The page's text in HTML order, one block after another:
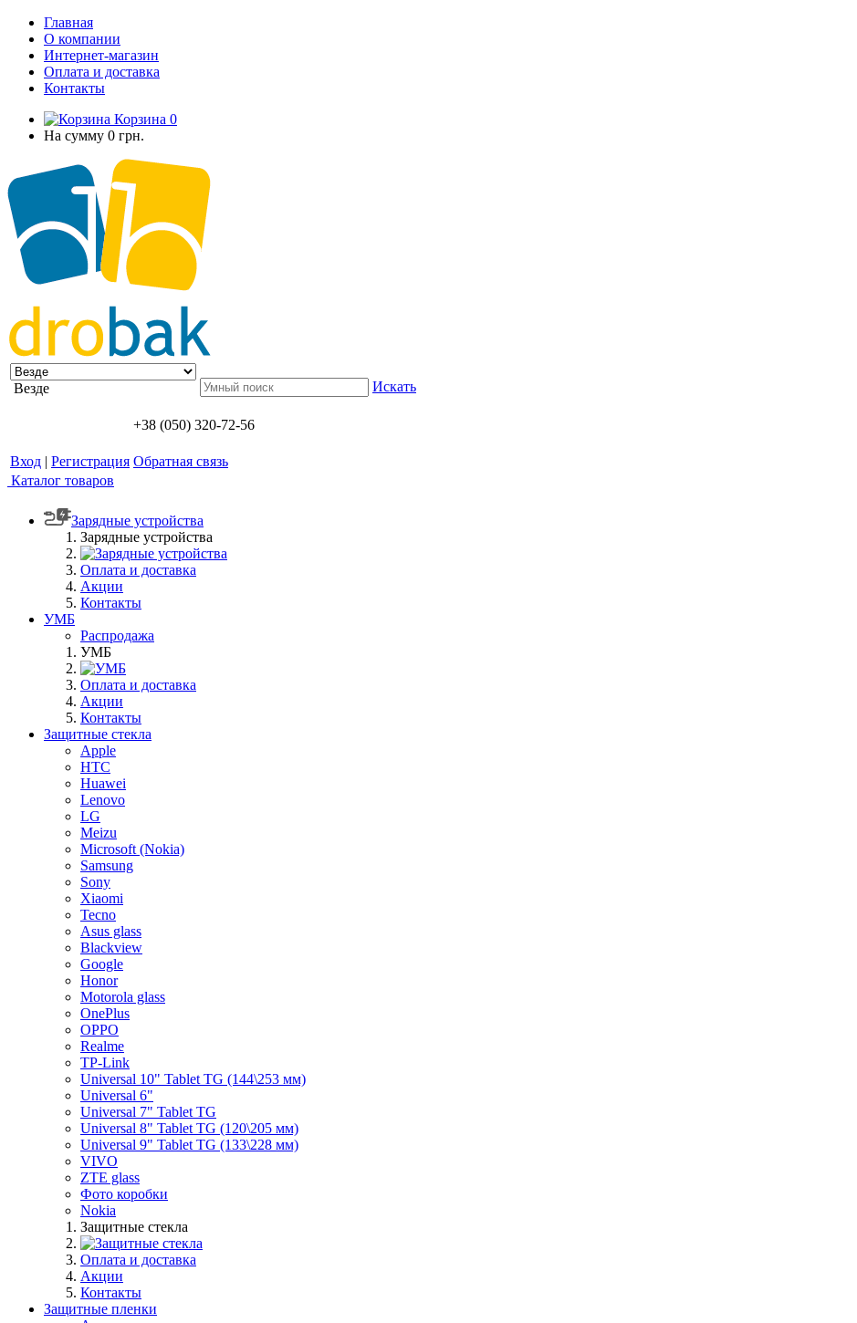
Главная
О компании
Интернет-магазин
Оплата и доставка
Контакты
Корзина 0
На сумму 0 грн.
Везде Искать
+38 (050) 320-72-56
Вход | Регистрация Обратная связь
Каталог товаров
Зарядные устройства
Зарядные устройства
Оплата и доставка
Акции
Контакты
УМБ
Распродажа
УМБ
Оплата и доставка
Акции
Контакты
Защитные стекла
Apple
HTC
Huawei
Lenovo
LG
Meizu
Microsoft (Nokia)
Samsung
Sony
Xiaomi
Tecno
Asus glass
Blackview
Google
Honor
Motorola glass
OnePlus
OPPO
Realme
TP-Link
Universal 10" Tablet TG (144\253 мм)
Universal 6"
Universal 7" Tablet TG
Universal 8" Tablet TG (120\205 мм)
Universal 9" Tablet TG (133\228 мм)
VIVO
ZTE glass
Фото коробки
Nokia
Защитные стекла
Оплата и доставка
Акции
Контакты
Защитные пленки